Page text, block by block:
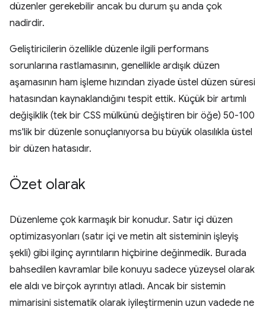
düzenler gerekebilir ancak bu durum şu anda çok
nadirdir.
Geliştiricilerin özellikle düzenle ilgili performans
sorunlarına rastlamasının, genellikle ardışık düzen
aşamasının ham işleme hızından ziyade üstel düzen süresi
hatasından kaynaklandığını tespit ettik. Küçük bir artımlı
değişiklik (tek bir CSS mülkünü değiştiren bir öğe) 50-100
ms'lik bir düzenle sonuçlanıyorsa bu büyük olasılıkla üstel
bir düzen hatasıdır.
Özet olarak
Düzenleme çok karmaşık bir konudur. Satır içi düzen
optimizasyonları (satır içi ve metin alt sisteminin işleyiş
şekli) gibi ilginç ayrıntıların hiçbirine değinmedik. Burada
bahsedilen kavramlar bile konuyu sadece yüzeysel olarak
ele aldı ve birçok ayrıntıyı atladı. Ancak bir sistemin
mimarisini sistematik olarak iyileştirmenin uzun vadede ne